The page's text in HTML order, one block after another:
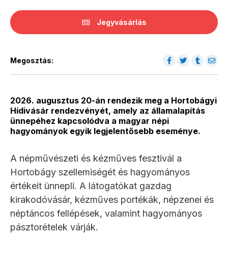
Jegyvásárlás
Megosztás:
2026. augusztus 20-án rendezik meg a Hortobágyi
Hídivásár rendezvényét, amely az államalapítás
ünnepéhez kapcsolódva a magyar népi
hagyományok egyik legjelentősebb eseménye.
A népművészeti és kézműves fesztivál a
Hortobágy szellemiségét és hagyományos
értékeit ünnepli. A látogatókat gazdag
kirakodóvásár, kézműves portékák, népzenei és
néptáncos fellépések, valamint hagyományos
pásztorételek várják.